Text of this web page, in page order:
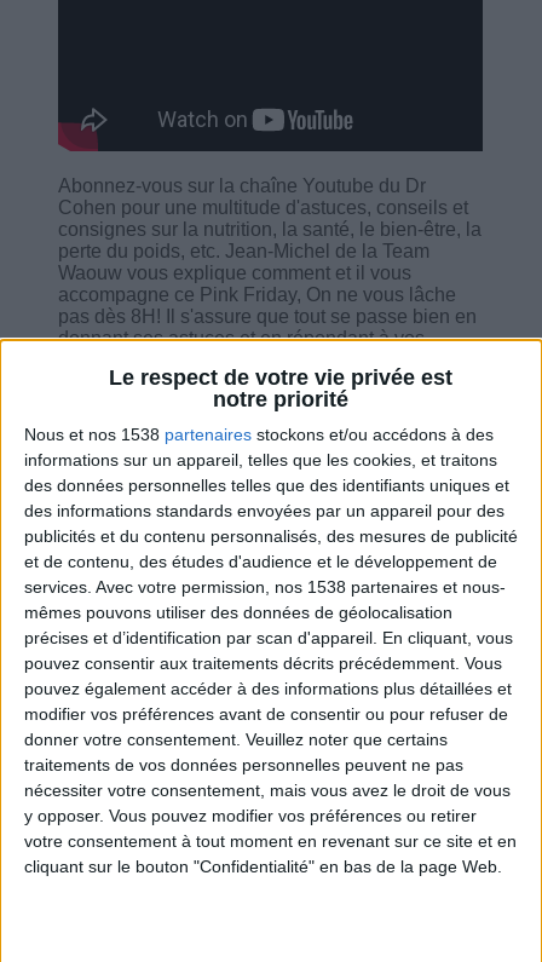
Le respect de votre vie privée est
notre priorité
Nous et nos 1538 partenaires stockons et/ou accédons à des
informations sur un appareil, telles que les cookies, et traitons
des données personnelles telles que des identifiants uniques et
des informations standards envoyées par un appareil pour des
publicités et du contenu personnalisés, des mesures de publicité
et de contenu, des études d'audience et le développement de
services. Avec votre permission, nos 1538 partenaires et nous-
mêmes pouvons utiliser des données de géolocalisation
précises et d’identification par scan d'appareil. En cliquant, vous
pouvez consentir aux traitements décrits précédemment. Vous
pouvez également accéder à des informations plus détaillées et
modifier vos préférences avant de consentir ou pour refuser de
donner votre consentement. Veuillez noter que certains
traitements de vos données personnelles peuvent ne pas
nécessiter votre consentement, mais vous avez le droit de vous
y opposer. Vous pouvez modifier vos préférences ou retirer
votre consentement à tout moment en revenant sur ce site et en
cliquant sur le bouton "Confidentialité" en bas de la page Web.
Abonnez-vous sur la chaîne Youtube du Dr
Cohen pour une multitude d'astuces, conseils et
consignes sur la nutrition, la santé, le bien-être, la
perte du poids, etc. Jean-Michel de la Team
Waouw vous explique comment et il vous
accompagne ce Pink Friday, On ne vous lâche
pas dès 8H! Il s'assure que tout se passe bien en
donnant ses astuces et en répondant à vos
Savoir Maigrir et bien sur il vous guide sur les
outils du programme - la FAQ, les recettes...
Bonne consultation !
Combien de kilos souhaitez-vous perdre ?
Moins de
5 kilos
De 5 à 10
kilos
Plus de
10 kilos
Service-client & Motivation Voir tout
Les équipes du Service-client et de la
Communauté Savoir Maigrir vous aident
chaque semaine à vous rapprocher
sereinement de votre objectif minceur.